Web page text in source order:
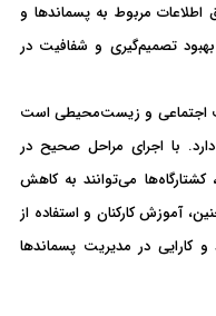
مربوط به پسماندها و
تصمیم‌گیری و شفافیت در
اجتماعی و زیست‌محیطی است
با اجرای مراحل صحیح در
می‌توانند به کاهش
آموزش کارکنان و استفاده از
و کارایی در مدیریت پسماندها